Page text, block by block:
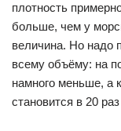
плотность
больше, чем у
величина. Но надо
всему объёму: на
намного меньше, а
становится в 20